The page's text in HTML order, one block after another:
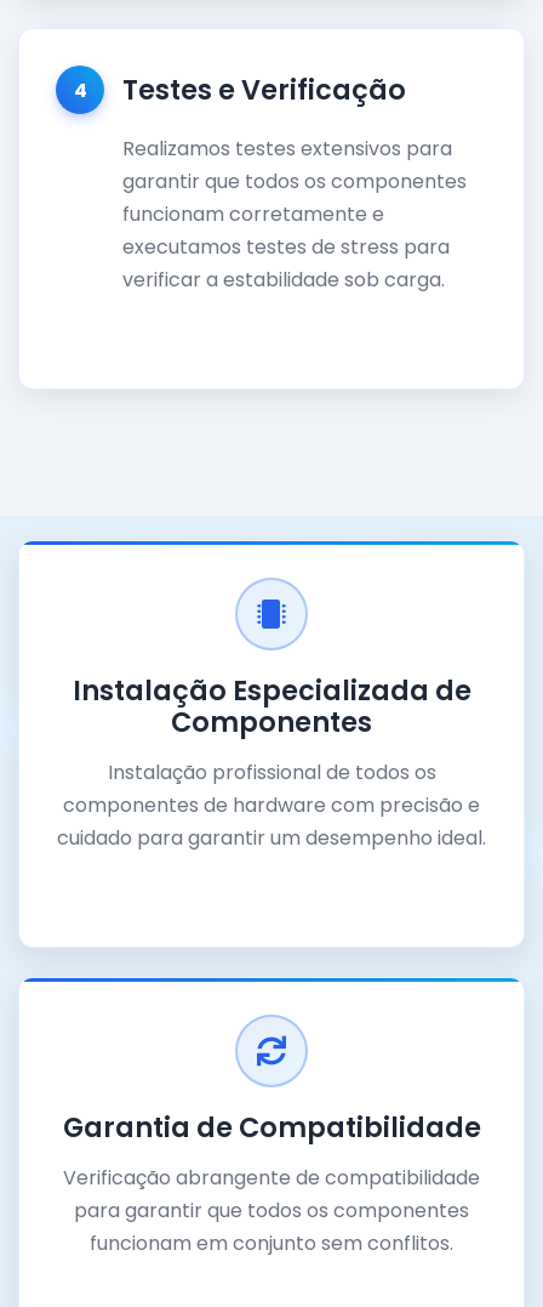
4 Testes e Verificação
Realizamos testes extensivos para
garantir que todos os componentes
funcionam corretamente e
executamos testes de stress para
verificar a estabilidade sob carga.
Instalação Especializada de
Componentes
Instalação profissional de todos os
componentes de hardware com precisão e
cuidado para garantir um desempenho ideal.
Garantia de Compatibilidade
Verificação abrangente de compatibilidade
para garantir que todos os componentes
funcionam em conjunto sem conflitos.